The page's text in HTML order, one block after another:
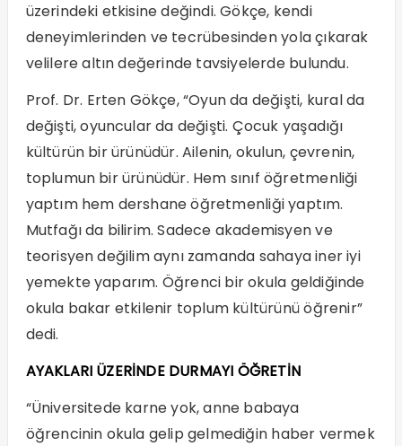
üzerindeki etkisine değindi. Gökçe, kendi
deneyimlerinden ve tecrübesinden yola çıkarak
velilere altın değerinde tavsiyelerde bulundu.
Prof. Dr. Erten Gökçe, “Oyun da değişti, kural da
değişti, oyuncular da değişti. Çocuk yaşadığı
kültürün bir ürünüdür. Ailenin, okulun, çevrenin,
toplumun bir ürünüdür. Hem sınıf öğretmenliği
yaptım hem dershane öğretmenliği yaptım.
Mutfağı da bilirim. Sadece akademisyen ve
teorisyen değilim aynı zamanda sahaya iner iyi
yemekte yaparım. Öğrenci bir okula geldiğinde
okula bakar etkilenir toplum kültürünü öğrenir”
dedi.
AYAKLARI ÜZERİNDE DURMAYI ÖĞRETİN
“Üniversitede karne yok, anne babaya
öğrencinin okula gelip gelmediğin haber vermek